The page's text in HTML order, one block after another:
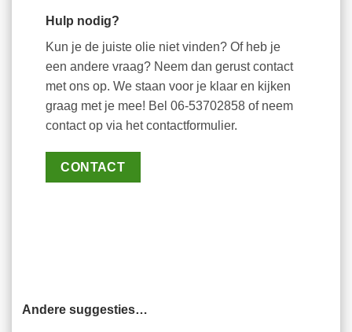
Hulp nodig?
Kun je de juiste olie niet vinden? Of heb je
een andere vraag? Neem dan gerust contact
met ons op. We staan voor je klaar en kijken
graag met je mee! Bel 06-53702858 of neem
contact op via het contactformulier.
CONTACT
Andere suggesties…